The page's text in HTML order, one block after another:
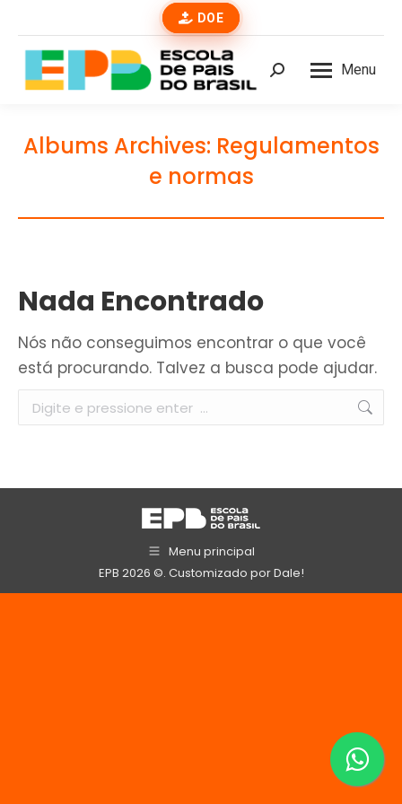
DOE
Menu
Buscar
Albums Archives: Regulamentos
e normas
Nada Encontrado
Nós não conseguimos encontrar o que você
está procurando. Talvez a busca pode ajudar.
Buscar
Menu principal
EPB 2026 ©. Customizado porDale!